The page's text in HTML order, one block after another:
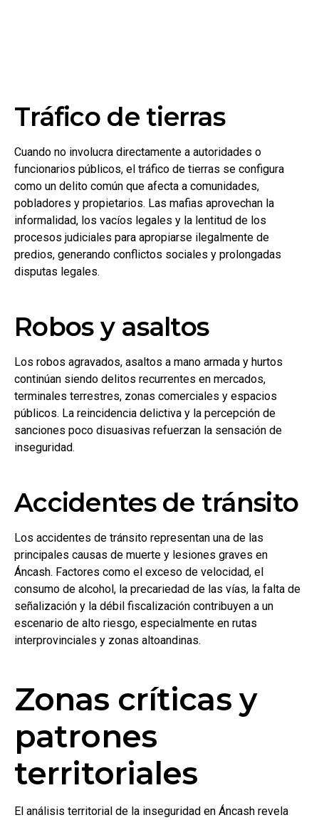
Tráfico de tierras
Cuando no involucra directamente a autoridades o
funcionarios públicos, el tráfico de tierras se configura
como un delito común que afecta a comunidades,
pobladores y propietarios. Las mafias aprovechan la
informalidad, los vacíos legales y la lentitud de los
procesos judiciales para apropiarse ilegalmente de
predios, generando conflictos sociales y prolongadas
disputas legales.
Robos y asaltos
Los robos agravados, asaltos a mano armada y hurtos
continúan siendo delitos recurrentes en mercados,
terminales terrestres, zonas comerciales y espacios
públicos. La reincidencia delictiva y la percepción de
sanciones poco disuasivas refuerzan la sensación de
inseguridad.
Accidentes de tránsito
Los accidentes de tránsito representan una de las
principales causas de muerte y lesiones graves en
Áncash. Factores como el exceso de velocidad, el
consumo de alcohol, la precariedad de las vías, la falta de
señalización y la débil fiscalización contribuyen a un
escenario de alto riesgo, especialmente en rutas
interprovinciales y zonas altoandinas.
Zonas críticas y
patrones
territoriales
El análisis territorial de la inseguridad en Áncash revela